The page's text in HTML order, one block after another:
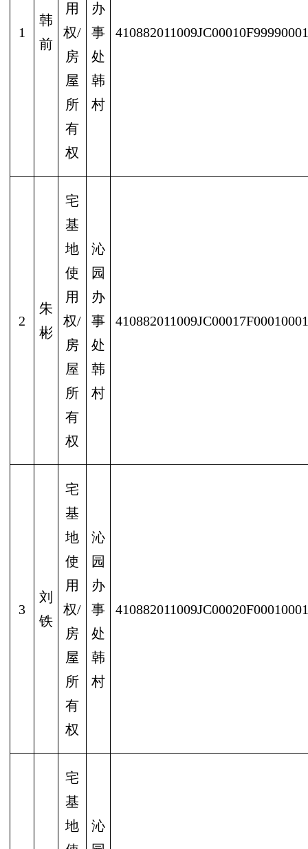
1
韩
前
用
权/
房
屋
所
有
权
办
事
处
韩
村
410882011009JC00010F99990001
2
朱
彬
宅
基
地
使
用
权/
房
屋
所
有
权
沁
园
办
事
处
韩
村
410882011009JC00017F00010001
3
刘
铁
宅
基
地
使
用
权/
房
屋
所
有
权
沁
园
办
事
处
韩
村
410882011009JC00020F00010001
宅
基
地
沁